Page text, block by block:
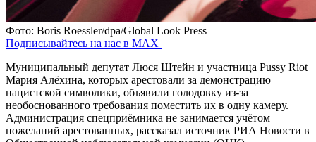
Фото: Boris Roessler/dpa/Global Look Press
Подписывайтесь на нас в MAX
Муниципальный депутат Люся Штейн и участница Pussy Riot
Мария Алёхина, которых арестовали за демонстрацию
нацистской символики, объявили голодовку из-за
необоснованного требования поместить их в одну камеру.
Администрация спецприёмника не занимается учётом
пожеланий арестованных, рассказал источник РИА Новости в